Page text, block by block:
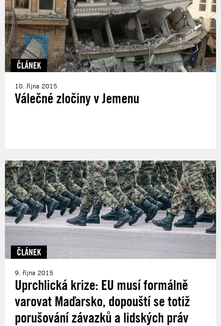
ČLÁNEK
10. října 2015
Válečné zločiny v Jemenu
ČLÁNEK
9. října 2015
Uprchlická krize: EU musí formálně
varovat Maďarsko, dopouští se totiž
porušování závazků a lidských práv